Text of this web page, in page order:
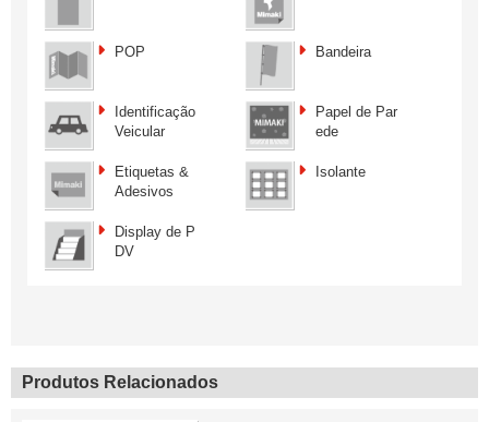
POP Bandeira
Identificação
Veicular
Papel de Par
ede
Etiquetas &
Adesivos
Isolante
Display de P
DV
Produtos Relacionados